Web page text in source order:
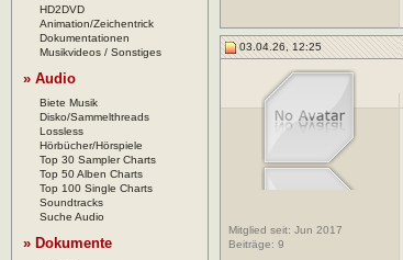
HD2DVD
Animation/Zeichentrick
Dokumentationen
Musikvideos / Sonstiges
» Audio
Biete Musik
Disko/Sammelthreads
Lossless
Hörbücher/Hörspiele
Top 30 Sampler Charts
Top 50 Alben Charts
Top 100 Single Charts
Soundtracks
Suche Audio
» Dokumente
03.04.26, 12:25
Mitglied seit: Jun 2017
Beiträge: 9